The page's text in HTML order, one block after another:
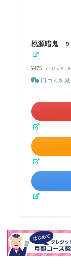
桃源暗鬼 9
¥475 （2025/09/
口コミを見